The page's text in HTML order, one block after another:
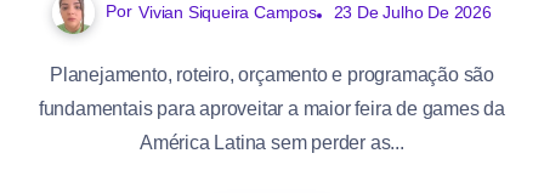
Por Vivian Siqueira Campos 23 De Julho De 2026
Planejamento, roteiro, orçamento e programação são
fundamentais para aproveitar a maior feira de games da
América Latina sem perder as...